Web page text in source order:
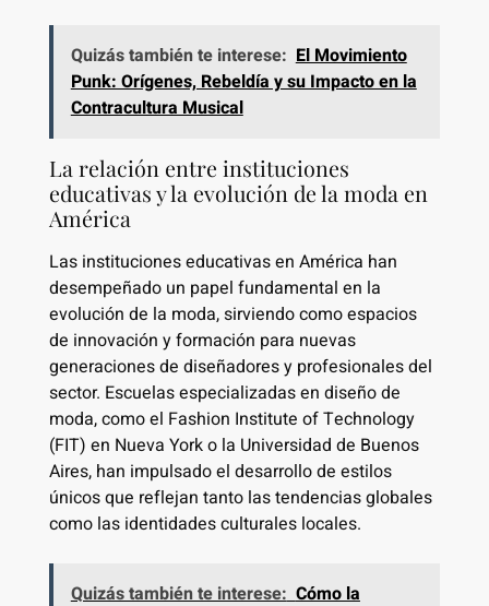
Quizás también te interese: El Movimiento
Punk: Orígenes, Rebeldía y su Impacto en la
Contracultura Musical
La relación entre instituciones
educativas y la evolución de la moda en
América
Las instituciones educativas en América han
desempeñado un papel fundamental en la
evolución de la moda, sirviendo como espacios
de innovación y formación para nuevas
generaciones de diseñadores y profesionales del
sector. Escuelas especializadas en diseño de
moda, como el Fashion Institute of Technology
(FIT) en Nueva York o la Universidad de Buenos
Aires, han impulsado el desarrollo de estilos
únicos que reflejan tanto las tendencias globales
como las identidades culturales locales.
Quizás también te interese: Cómo la